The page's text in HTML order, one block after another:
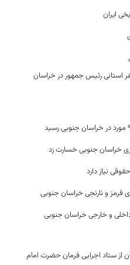
ایران
استانی رئیس جمهور در خراسان
نیاز دارد
و نارنجی خراسان جنوبی
و خارجی خراسان جنوبی
از ستاد اجرایی فرمان حضرت امام